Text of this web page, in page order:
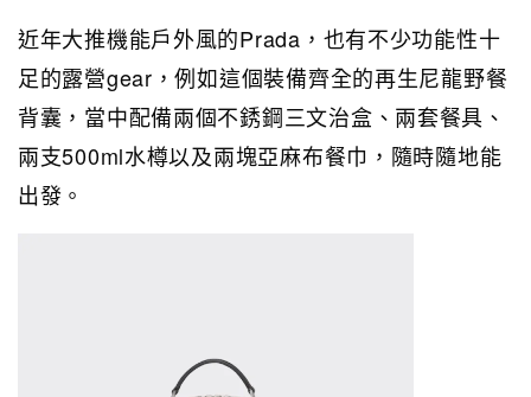
近年大推機能戶外風的Prada，也有不少功能性十
足的露營gear，例如這個裝備齊全的再生尼龍野餐
背囊，當中配備兩個不銹鋼三文治盒、兩套餐具、
兩支500ml水樽以及兩塊亞麻布餐巾，隨時隨地能
出發。